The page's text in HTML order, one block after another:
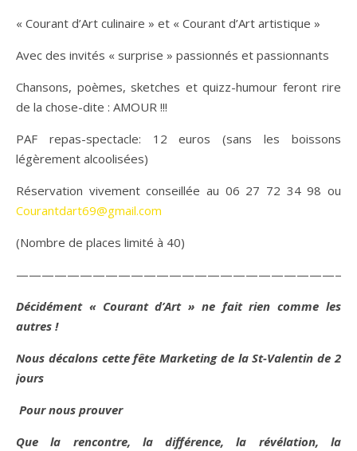
« Courant d’Art culinaire » et « Courant d’Art artistique »
Avec des invités « surprise » passionnés et passionnants
Chansons, poèmes, sketches et quizz-humour feront rire
de la chose-dite : AMOUR !!!
PAF repas-spectacle: 12 euros (sans les boissons
légèrement alcoolisées)
Réservation vivement conseillée au 06 27 72 34 98 ou
Courantdart69@gmail.com
(Nombre de places limité à 40)
Décidément « Courant d’Art » ne fait rien comme les
autres !
Nous décalons cette fête Marketing de la St-Valentin de 2
jours
Pour nous prouver
Que la rencontre, la différence, la révélation, la